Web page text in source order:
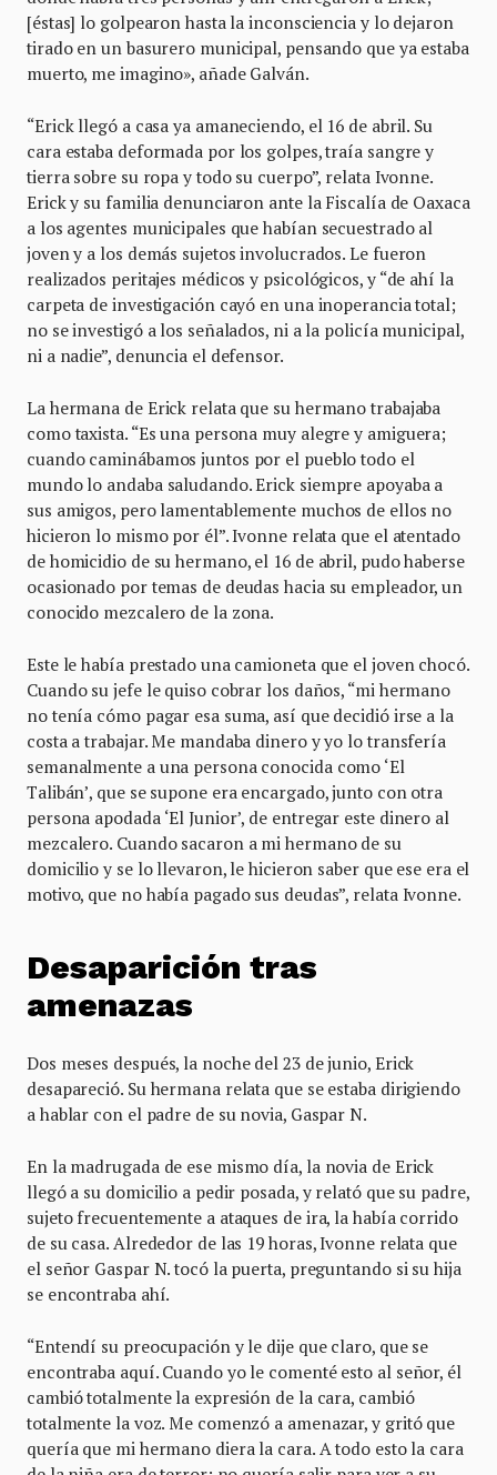
[éstas] lo golpearon hasta la inconsciencia y lo dejaron
tirado en un basurero municipal, pensando que ya estaba
muerto, me imagino», añade Galván.
“Erick llegó a casa ya amaneciendo, el 16 de abril. Su
cara estaba deformada por los golpes, traía sangre y
tierra sobre su ropa y todo su cuerpo”, relata Ivonne.
Erick y su familia denunciaron ante la Fiscalía de Oaxaca
a los agentes municipales que habían secuestrado al
joven y a los demás sujetos involucrados. Le fueron
realizados peritajes médicos y psicológicos, y “de ahí la
carpeta de investigación cayó en una inoperancia total;
no se investigó a los señalados, ni a la policía municipal,
ni a nadie”, denuncia el defensor.
La hermana de Erick relata que su hermano trabajaba
como taxista. “Es una persona muy alegre y amiguera;
cuando caminábamos juntos por el pueblo todo el
mundo lo andaba saludando. Erick siempre apoyaba a
sus amigos, pero lamentablemente muchos de ellos no
hicieron lo mismo por él”. Ivonne relata que el atentado
de homicidio de su hermano, el 16 de abril, pudo haberse
ocasionado por temas de deudas hacia su empleador, un
conocido mezcalero de la zona.
Este le había prestado una camioneta que el joven chocó.
Cuando su jefe le quiso cobrar los daños, “mi hermano
no tenía cómo pagar esa suma, así que decidió irse a la
costa a trabajar. Me mandaba dinero y yo lo transfería
semanalmente a una persona conocida como ‘El
Talibán’, que se supone era encargado, junto con otra
persona apodada ‘El Junior’, de entregar este dinero al
mezcalero. Cuando sacaron a mi hermano de su
domicilio y se lo llevaron, le hicieron saber que ese era el
motivo, que no había pagado sus deudas”, relata Ivonne.
Desaparición tras
amenazas
Dos meses después, la noche del 23 de junio, Erick
desapareció. Su hermana relata que se estaba dirigiendo
a hablar con el padre de su novia, Gaspar N.
En la madrugada de ese mismo día, la novia de Erick
llegó a su domicilio a pedir posada, y relató que su padre,
sujeto frecuentemente a ataques de ira, la había corrido
de su casa. Alrededor de las 19 horas, Ivonne relata que
el señor Gaspar N. tocó la puerta, preguntando si su hija
se encontraba ahí.
“Entendí su preocupación y le dije que claro, que se
encontraba aquí. Cuando yo le comenté esto al señor, él
cambió totalmente la expresión de la cara, cambió
totalmente la voz. Me comenzó a amenazar, y gritó que
quería que mi hermano diera la cara. A todo esto la cara